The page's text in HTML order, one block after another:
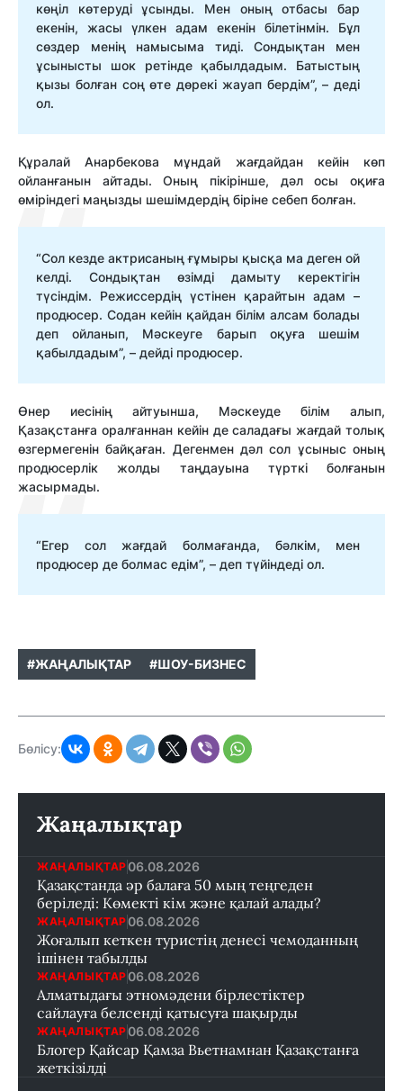
көңіл көтеруді ұсынды. Мен оның отбасы бар
екенін, жасы үлкен адам екенін білетінмін. Бұл
сөздер менің намысыма тиді. Сондықтан мен
ұсынысты шок ретінде қабылдадым. Батыстың
қызы болған соң өте дөрекі жауап бердім”, – деді
ол.
Құралай Анарбекова мұндай жағдайдан кейін көп
ойланғанын айтады. Оның пікірінше, дәл осы оқиға
өміріндегі маңызды шешімдердің біріне себеп болған.
“Сол кезде актрисаның ғұмыры қысқа ма деген ой
келді. Сондықтан өзімді дамыту керектігін
түсіндім. Режиссердің үстінен қарайтын адам –
продюсер. Содан кейін қайдан білім алсам болады
деп ойланып, Мәскеуге барып оқуға шешім
қабылдадым”, – дейді продюсер.
Өнер иесінің айтуынша, Мәскеуде білім алып,
Қазақстанға оралғаннан кейін де саладағы жағдай толық
өзгермегенін байқаған. Дегенмен дәл сол ұсыныс оның
продюсерлік жолды таңдауына түрткі болғанын
жасырмады.
“Егер сол жағдай болмағанда, бәлкім, мен
продюсер де болмас едім”, – деп түйіндеді ол.
#ЖАҢАЛЫҚТАР #ШОУ-БИЗНЕС
Бөлісу:
Жаңалықтар
ЖАҢАЛЫҚТАР 06.08.2026
Қазақстанда әр балаға 50 мың теңгеден
беріледі: Көмекті кім және қалай алады?
ЖАҢАЛЫҚТАР 06.08.2026
Жоғалып кеткен туристің денесі чемоданның
ішінен табылды
ЖАҢАЛЫҚТАР 06.08.2026
Алматыдағы этномәдени бірлестіктер
сайлауға белсенді қатысуға шақырды
ЖАҢАЛЫҚТАР 06.08.2026
Блогер Қайсар Қамза Вьетнамнан Қазақстанға
жеткізілді